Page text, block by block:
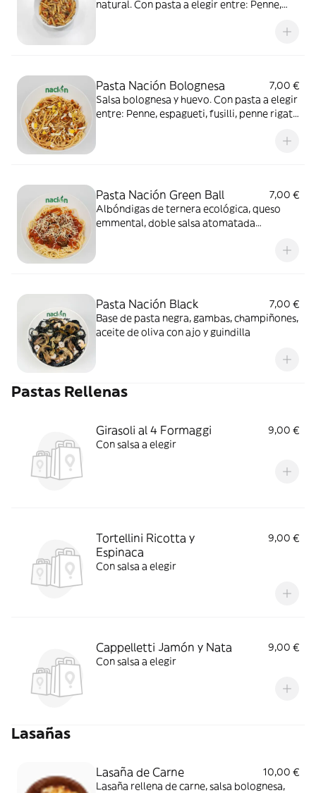
natural. Con pasta a elegir entre: Penne,
Pasta Nación Bolognesa
7,00 €
Salsa bolognesa y huevo. Con pasta a elegir
entre: Penne, espagueti, fusilli, penne rigate
Pasta Nación Green Ball
7,00 €
Albóndigas de ternera ecológica, queso
emmental, doble salsa atomatada
Pasta Nación Black
7,00 €
Base de pasta negra, gambas, champiñones,
aceite de oliva con ajo y guindilla
Pastas Rellenas
Girasoli al 4 Formaggi
9,00 €
Con salsa a elegir
Tortellini Ricotta y
Espinaca
9,00 €
Con salsa a elegir
Cappelletti Jamón y Nata
9,00 €
Con salsa a elegir
Lasañas
Lasaña de Carne
10,00 €
Lasaña rellena de carne, salsa bolognesa,